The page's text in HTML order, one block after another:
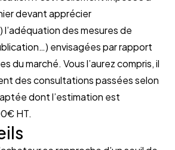
devant apprécier
des mesures de
envisagées par rapport
du marché. Vous l’aurez compris, il
des consultations passées selon
dont l’estimation est
HT.